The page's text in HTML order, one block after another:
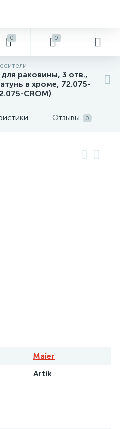
0 0
раковины, 3 отв.,
в хроме, 72.075-
CROM)
Отзывы 0
Maier
Artik